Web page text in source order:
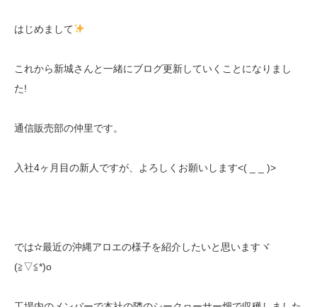
はじめまして
これから新城さんと一緒にブログ更新していくことになりまし
た!
通信販売部の仲里です。
入社4ヶ月目の新人ですが、よろしくお願いします<( _ _ )>
では✫最近の沖縄アロエの様子を紹介したいと思いますヾ
(≧▽≦*)o